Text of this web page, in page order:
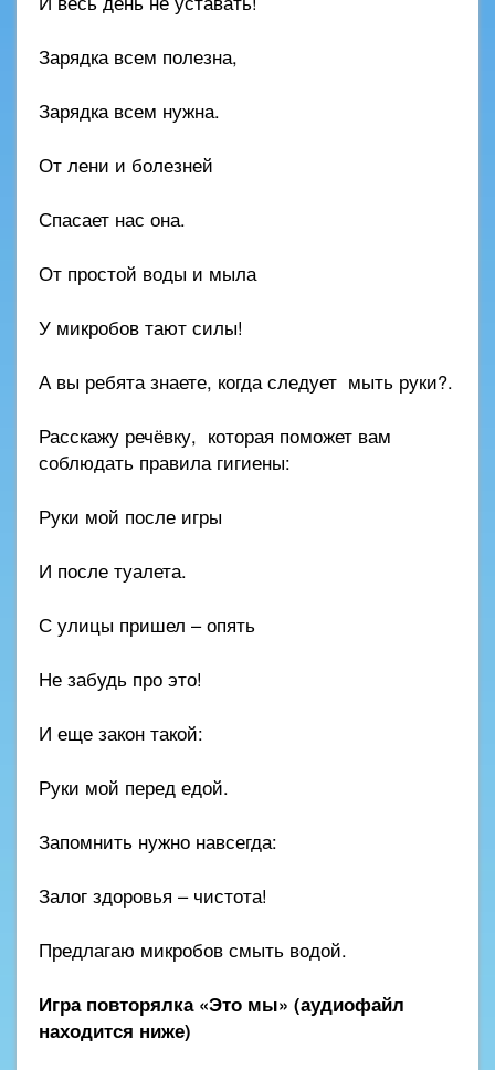
Зарядка всем полезна,
Зарядка всем нужна.
От лени и болезней
Спасает нас она.
От простой воды и мыла
У микробов тают силы!
А вы ребята знаете, когда следует мыть руки?.
Расскажу речёвку, которая поможет вам
соблюдать правила гигиены:
Руки мой после игры
И после туалета.
С улицы пришел – опять
Не забудь про это!
И еще закон такой:
Руки мой перед едой.
Запомнить нужно навсегда:
Залог здоровья – чистота!
Предлагаю микробов смыть водой.
Игра повторялка «Это мы» (аудиофайл
находится ниже)